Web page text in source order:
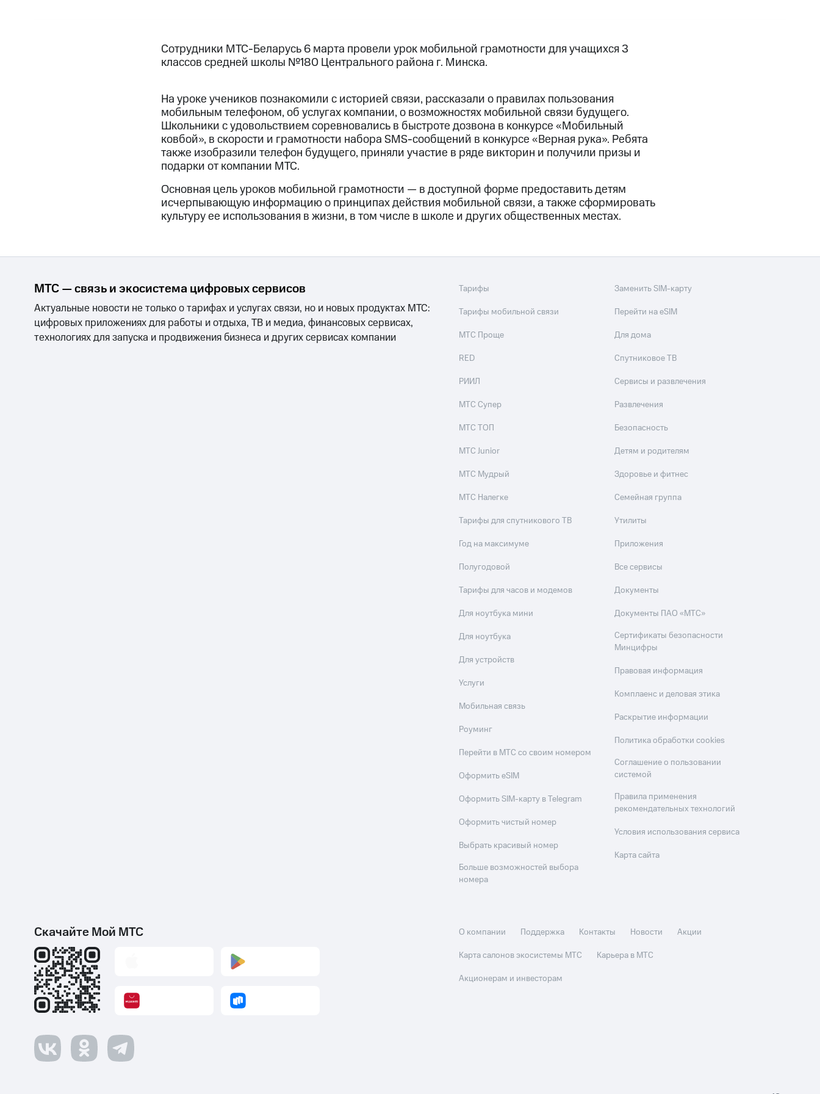
Сотрудники МТС-Беларусь 6 марта провели урок мобильной грамотности для учащихся 3
классов средней школы №180 Центрального района г. Минска.
На уроке учеников познакомили с историей связи, рассказали о правилах пользования
мобильным телефоном, об услугах компании, о возможностях мобильной связи будущего.
Школьники с удовольствием соревновались в быстроте дозвона в конкурсе «Мобильный
ковбой», в скорости и грамотности набора SMS-сообщений в конкурсе «Верная рука». Ребята
также изобразили телефон будущего, приняли участие в ряде викторин и получили призы и
подарки от компании МТС.
Основная цель уроков мобильной грамотности — в доступной форме предоставить детям
исчерпывающую информацию о принципах действия мобильной связи, а также сформировать
культуру ее использования в жизни, в том числе в школе и других общественных местах.
МТС — связь и экосистема цифровых сервисов
Актуальные новости не только о тарифах и услугах связи, но и новых продуктах МТС:
цифровых приложениях для работы и отдыха, ТВ и медиа, финансовых сервисах,
технологиях для запуска и продвижения бизнеса и других сервисах компании
Тарифы
Тарифы мобильной связи
МТС Проще
RED
РИИЛ
МТС Супер
МТС ТОП
МТС Junior
МТС Мудрый
МТС Налегке
Тарифы для спутникового ТВ
Год на максимуме
Полугодовой
Тарифы для часов и модемов
Для ноутбука мини
Для ноутбука
Для устройств
Услуги
Мобильная связь
Роуминг
Перейти в МТС со своим номером
Оформить eSIM
Оформить SIM-карту в Telegram
Оформить чистый номер
Выбрать красивый номер
Больше возможностей выбора
номера
Заменить SIM-карту
Перейти на eSIM
Для дома
Спутниковое ТВ
Сервисы и развлечения
Развлечения
Безопасность
Детям и родителям
Здоровье и фитнес
Семейная группа
Утилиты
Приложения
Все сервисы
Документы
Документы ПАО «МТС»
Сертификаты безопасности
Минцифры
Правовая информация
Комплаенс и деловая этика
Раскрытие информации
Политика обработки cookies
Соглашение о пользовании
системой
Правила применения
рекомендательных технологий
Условия использования сервиса
Карта сайта
Скачайте Мой МТС О компании Поддержка Контакты Новости
Акции
Карта салонов экосистемы МТС
Карьера в МТС
Акционерам и инвесторам